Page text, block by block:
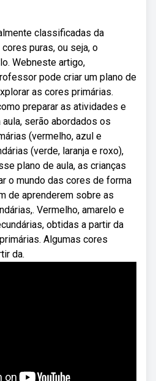
classificadas da
puras, ou seja, o
Webneste artigo,
pode criar um plano de
as cores primárias.
preparar as atividades e
serão abordados os
(vermelho, azul e
(verde, laranja e roxo),
plano de aula, as crianças
o mundo das cores de forma
de aprenderem sobre as
Vermelho, amarelo e
obtidas a partir da
Algumas cores
da.